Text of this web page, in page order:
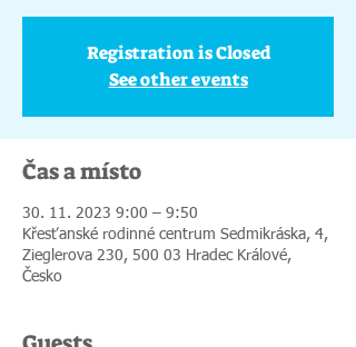
Registration is Closed
See other events
Čas a místo
30. 11. 2023 9:00 – 9:50
Křesťanské rodinné centrum Sedmikráska, 4,
Zieglerova 230, 500 03 Hradec Králové,
Česko